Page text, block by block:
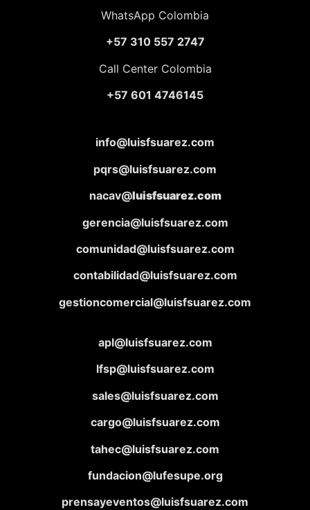
WhatsApp Colombia
+57 310 557 2747
Call Center Colombia
+57 601 4746145
info@luisfsuarez.com
pqrs@luisfsuarez.com
nacav@luisfsuarez.com
gerencia@luisfsuarez.com
comunidad@luisfsuarez.com
contabilidad@luisfsuarez.com
gestioncomercial@luisfsuarez.com
apl@luisfsuarez.com
lfsp@luisfsuarez.com
sales@luisfsuarez.com
cargo@luisfsuarez.com
tahec@luisfsuarez.com
fundacion@lufesupe.org
prensayeventos@luisfsuarez.com